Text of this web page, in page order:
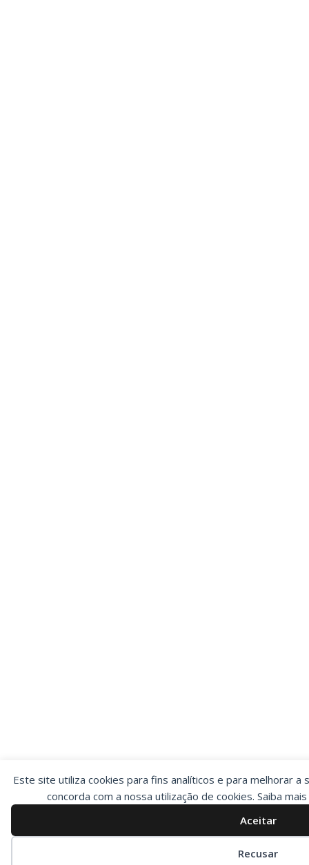
Este site utiliza cookies para fins analíticos e para melhorar a
concorda com a nossa utilização de cookies. Saiba
Aceitar
Recusar